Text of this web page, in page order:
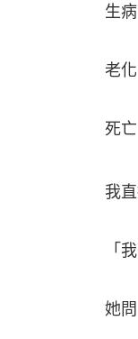
生病
老化
死亡
我
「
她問